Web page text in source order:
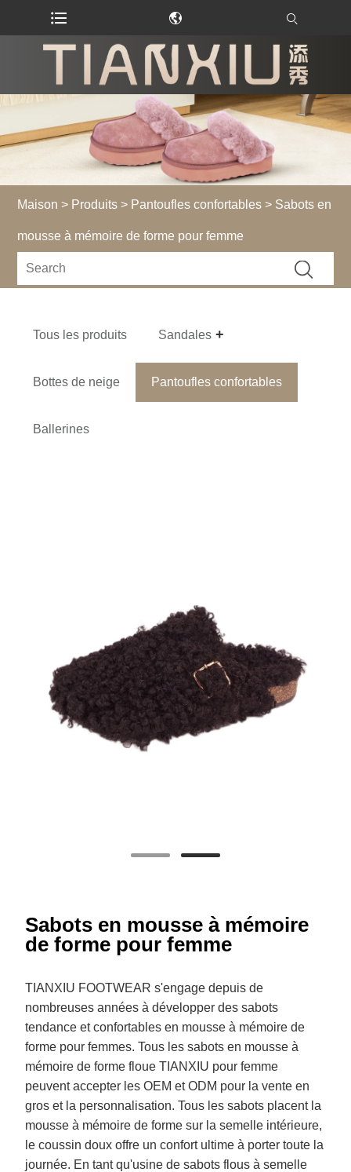
Maison > Produits > Pantoufles confortables > Sabots en
mousse à mémoire de forme pour femme
Tous les produits Sandales
Bottes de neige Pantoufles confortables
Ballerines
Sabots en mousse à mémoire
de forme pour femme
TIANXIU FOOTWEAR s'engage depuis de
nombreuses années à développer des sabots
tendance et confortables en mousse à mémoire de
forme pour femmes. Tous les sabots en mousse à
mémoire de forme floue TIANXIU pour femme
peuvent accepter les OEM et ODM pour la vente en
gros et la personnalisation. Tous les sabots placent la
mousse à mémoire de forme sur la semelle intérieure,
le coussin doux offre un confort ultime à porter toute la
journée. En tant qu'usine de sabots flous à semelle